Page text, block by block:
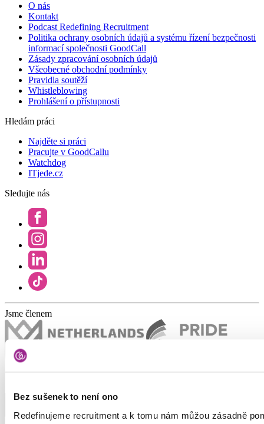
Bez sušenek to není ono
Redefinujeme recruitment a k tomu nám můžou zásadně
O nás
Kontakt
Podcast Redefining Recruitment
Politika ochrany osobních údajů a systému řízení bezpečnosti
informací společnosti GoodCall
Zásady zpracování osobních údajů
Všeobecné obchodní podmínky
Pravidla soutěží
Whistleblowing
Prohlášení o přístupnosti
Hledám práci
Najděte si práci
Pracujte v GoodCallu
Watchdog
ITjede.cz
Sledujte nás
Jsme členem